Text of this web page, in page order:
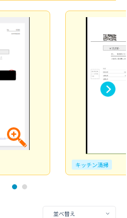
キッチン清掃